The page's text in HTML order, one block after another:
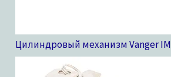
Цилиндровый механизм Vanger IM